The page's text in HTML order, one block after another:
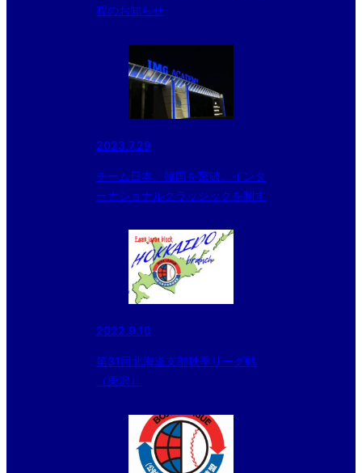
程のお知らせ
2023.7.29
チーム日本、韓国を撃破。インタ
ーナショナルクラッシックを制す
2022.9.10
第31回北海道支部秋季リーグ戦
（栗沢）